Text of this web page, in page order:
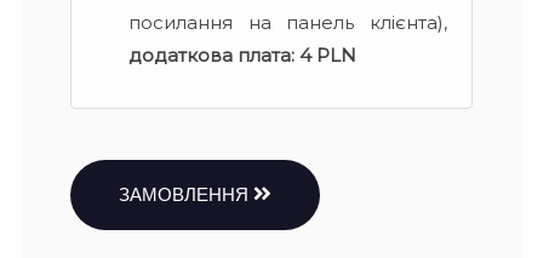
посилання на панель клієнта),
додаткова плата: 4 PLN
ЗАМОВЛЕННЯ